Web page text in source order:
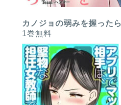
カノジョの弱みを握ったら
1巻無料